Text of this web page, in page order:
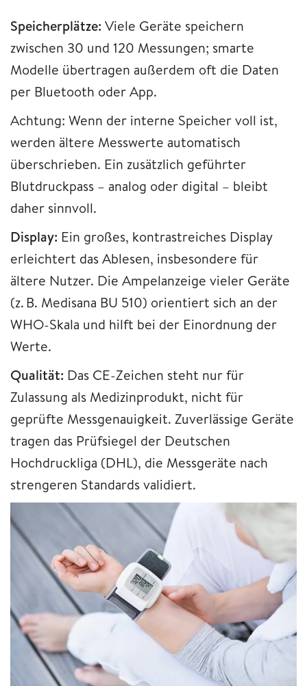
Speicherplätze: Viele Geräte speichern
zwischen 30 und 120 Messungen; smarte
Modelle übertragen außerdem oft die Daten
per Bluetooth oder App.
Achtung: Wenn der interne Speicher voll ist,
werden ältere Messwerte automatisch
überschrieben. Ein zusätzlich geführter
Blutdruckpass – analog oder digital – bleibt
daher sinnvoll.​
Display: Ein großes, kontrastreiches Display
erleichtert das Ablesen, insbesondere für
ältere Nutzer. Die Ampelanzeige vieler Geräte
(z. B. Medisana BU 510) orientiert sich an der
WHO-Skala und hilft bei der Einordnung der
Werte.​
Qualität: Das CE-Zeichen steht nur für
Zulassung als Medizinprodukt, nicht für
geprüfte Messgenauigkeit. Zuverlässige Geräte
tragen das Prüfsiegel der Deutschen
Hochdruckliga (DHL), die Messgeräte nach
strengeren Standards validiert.